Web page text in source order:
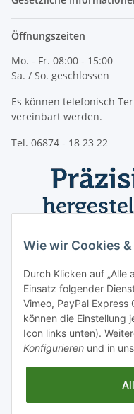
Öffnungszeiten
Mo. - Fr. 08:00 - 15:00
Sa. / So. geschlossen
Es können telefonisch
vereinbart werden.
Tel. 06874 - 18 23 22
Wie wir Cookies
Durch Klicken auf „Alle
Einsatz folgender
Vimeo, PayPal
können die Einstellung
Icon links unten).
Konfigurieren und in